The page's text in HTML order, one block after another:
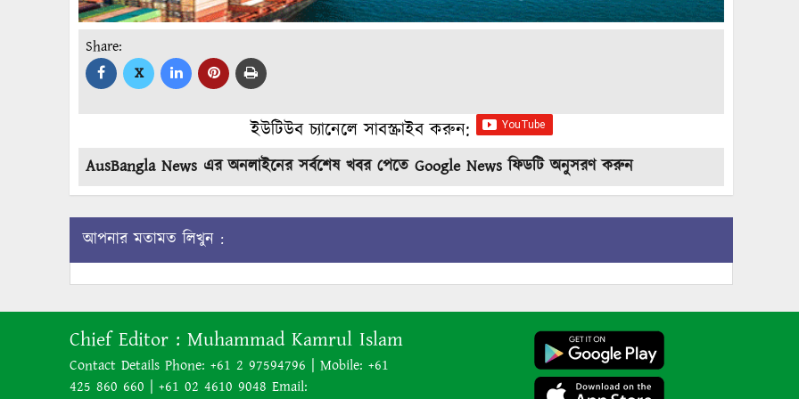
Share:
X
ইউটিউব চ্যানেলে সাবস্ক্রাইব করুন:
AusBangla News এর অনলাইনের সর্বশেষ খবর পেতে Google News ফিডটি অনুসরণ করুন
আপনার মতামত লিখুন :
Chief Editor : Muhammad Kamrul Islam
Contact Details Phone: +61 2 97594796 | Mobile: +61
425 860 660 | +61 02 4610 9048 Email: